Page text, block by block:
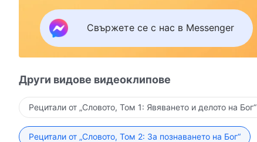
Свържете се с нас в Messenger
Други видове видеоклипове
Рецитали от „Словото, Том 1: Явяването и делото на Бог“
Рецитали от „Словото, Том 2: За познаването на Бог“